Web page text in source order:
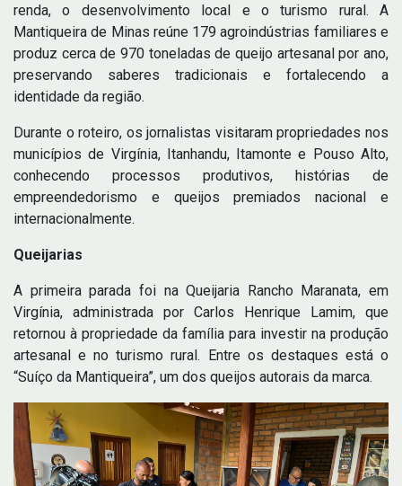
renda, o desenvolvimento local e o turismo rural. A
Mantiqueira de Minas reúne 179 agroindústrias familiares e
produz cerca de 970 toneladas de queijo artesanal por ano,
preservando saberes tradicionais e fortalecendo a
identidade da região.
Durante o roteiro, os jornalistas visitaram propriedades nos
municípios de Virgínia, Itanhandu, Itamonte e Pouso Alto,
conhecendo processos produtivos, histórias de
empreendedorismo e queijos premiados nacional e
internacionalmente.
Queijarias
A primeira parada foi na Queijaria Rancho Maranata, em
Virgínia, administrada por Carlos Henrique Lamim, que
retornou à propriedade da família para investir na produção
artesanal e no turismo rural. Entre os destaques está o
“Suíço da Mantiqueira”, um dos queijos autorais da marca.